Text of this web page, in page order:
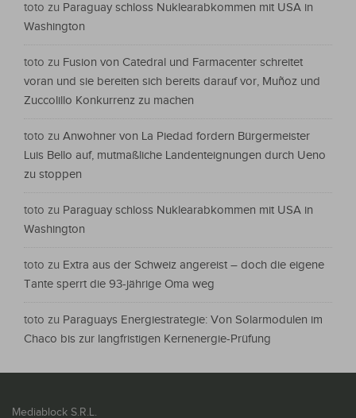
toto zu Paraguay schloss Nuklearabkommen mit USA in
Washington
toto zu Fusion von Catedral und Farmacenter schreitet
voran und sie bereiten sich bereits darauf vor, Muñoz und
Zuccolillo Konkurrenz zu machen
toto zu Anwohner von La Piedad fordern Bürgermeister
Luis Bello auf, mutmaßliche Landenteignungen durch Ueno
zu stoppen
toto zu Paraguay schloss Nuklearabkommen mit USA in
Washington
toto zu Extra aus der Schweiz angereist – doch die eigene
Tante sperrt die 93-jährige Oma weg
toto zu Paraguays Energiestrategie: Von Solarmodulen im
Chaco bis zur langfristigen Kernenergie-Prüfung
Mediablock S.R.L.